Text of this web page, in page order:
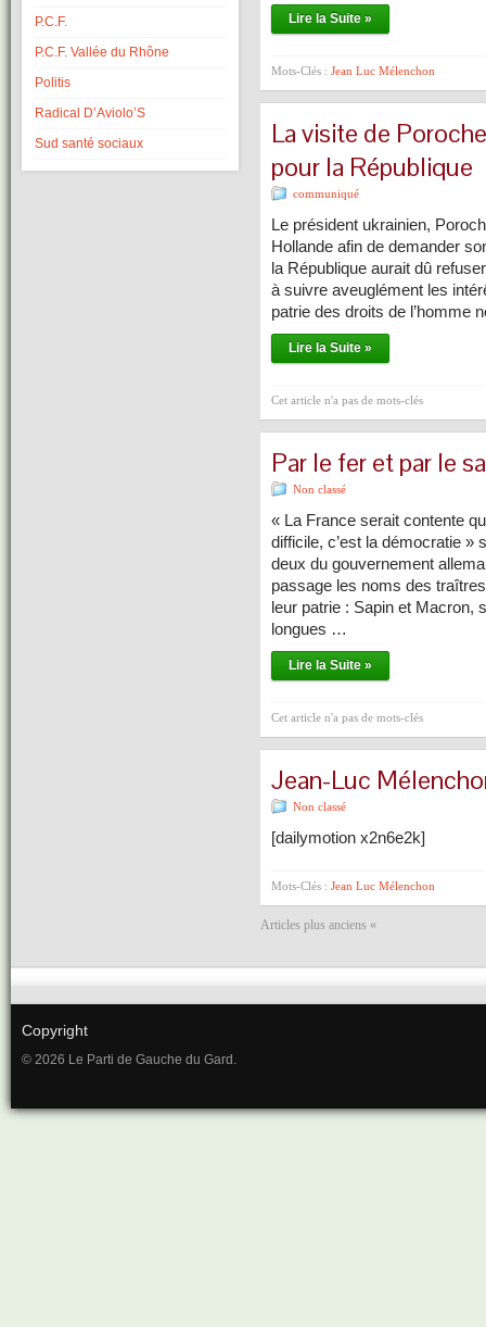
P.C.F.
P.C.F. Vallée du Rhône
Politis
Radical D’Aviolo’S
Sud santé sociaux
Lire la Suite »
Mots-Clés : Jean Luc Mélenchon
La visite de
pour la République
communiqué
Le président ukrainien,
Hollande afin de demander
la République aurait dû
à suivre aveuglément les
patrie des droits de l’homme
Lire la Suite »
Cet article n'a pas de mots-clés
Par le fer et par le
Non classé
« La France serait contente
difficile, c’est la démocratie »
deux du gouvernement
passage les noms des
leur patrie : Sapin et Macron,
longues …
Lire la Suite »
Cet article n'a pas de mots-clés
Jean-Luc
Non classé
[dailymotion x2n6e2k]
Mots-Clés : Jean Luc Mélenchon
Articles plus anciens «
Copyright
© 2026 Le Parti de Gauche du Gard.